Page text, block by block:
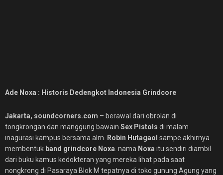
Ade Noxa : Historis Dedengkot Indonesia Grindcore
Jakarta, soundcorners.com – berawal dari obrolan di
tongkrongan dan manggung bawain Sex Pistols di malam
inagurasi kampus bersama alm.
Robin Hutagaol sampe akhirnya
membentuk band grindcore Noxa . nama Noxa itu sendiri diambil
dari buku kamus kedokteran yang mereka lihat pada saat
nongkrong di Pasaraya Blok M tepatnya di toko gunung Agung yang